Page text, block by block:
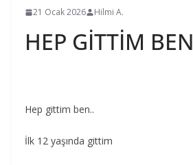
21 Ocak 2026 Hilmi A.
HEP GİTTİM BEN
Hep gittim ben..
İlk 12 yaşında gittim